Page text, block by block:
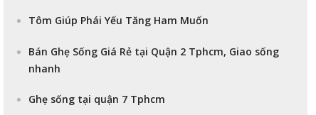
Tôm Giúp Phái Yếu Tăng Ham Muốn
Bán Ghẹ Sống Giá Rẻ tại Quận 2 Tphcm, Giao sống
nhanh
Ghẹ sống tại quận 7 Tphcm